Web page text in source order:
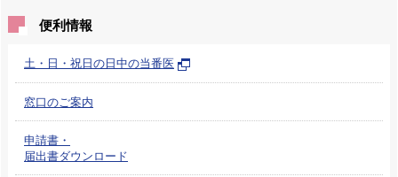
便利情報
土・日・祝日の日中の当番医
窓口のご案内
申請書・
届出書ダウンロード